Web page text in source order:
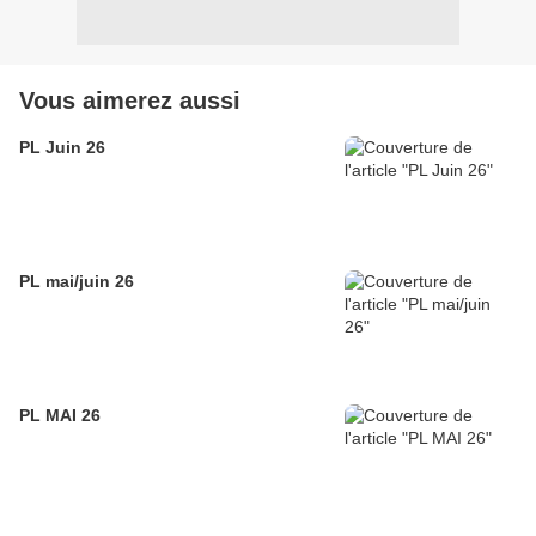
Vous aimerez aussi
PL Juin 26
PL mai/juin 26
PL MAI 26